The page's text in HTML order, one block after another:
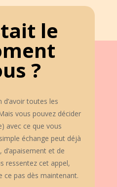
le
?
d’avoir toutes les
vous pouvez décider
avec ce que vous
échange peut déjà
et de
ressentez cet appel,
ce pas dès maintenant.